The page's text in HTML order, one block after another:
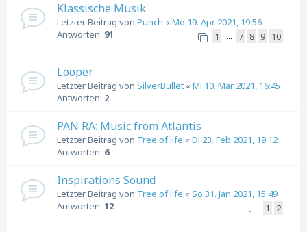
Klassische Musik
Letzter Beitrag von Punch «Mo 19. Apr 2021, 19:56
Antworten: 91 1 … 7 8 9 10
Looper
Letzter Beitrag von SilverBullet «Mi 10. Mär 2021, 16:45
Antworten: 2
PAN RA: Music from Atlantis
Letzter Beitrag von Tree of life «Di 23. Feb 2021, 19:12
Antworten: 6
Inspirations Sound
Letzter Beitrag von Tree of life «So 31. Jan 2021, 15:49
Antworten: 12 1 2